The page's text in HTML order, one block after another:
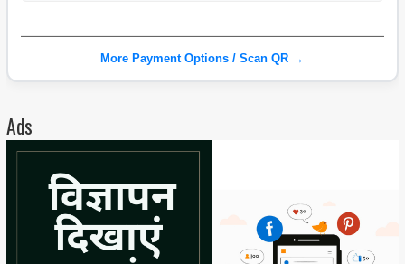
More Payment Options / Scan QR →
Ads